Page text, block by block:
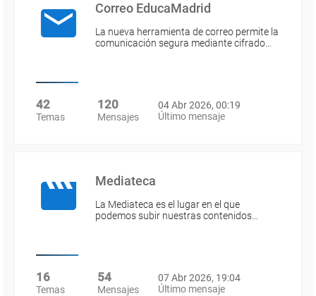
Correo EducaMadrid
La nueva herramienta de correo permite la
comunicación segura mediante cifrado…
42
Temas
120
Mensajes
04 Abr 2026, 00:19
Último mensaje
Mediateca
La Mediateca es el lugar en el que
podemos subir nuestras contenidos…
16
Temas
54
Mensajes
07 Abr 2026, 19:04
Último mensaje